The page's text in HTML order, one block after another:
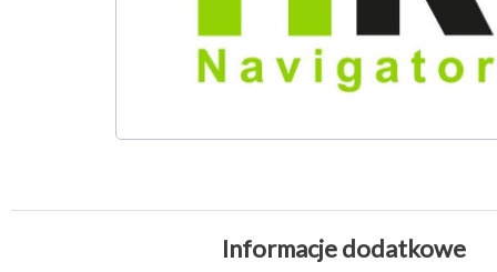
Informacje dodatkowe